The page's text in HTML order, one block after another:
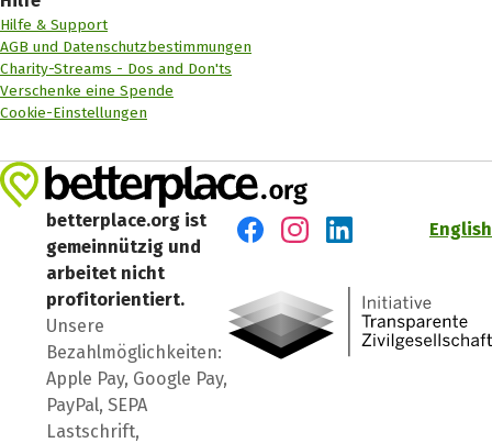
Hilfe & Support
AGB und Datenschutzbestimmungen
Charity-Streams - Dos and Don'ts
Verschenke eine Spende
Cookie-Einstellungen
betterplace.org ist
gemeinnützig und
arbeitet nicht
profitorientiert.
Unsere
Bezahlmöglichkeiten:
Apple Pay, Google Pay,
PayPal, SEPA
Lastschrift,
English